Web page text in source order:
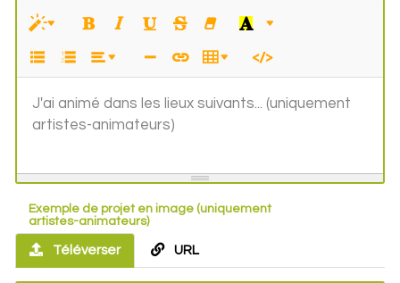
J'ai animé dans les lieux suivants... (uniquement
artistes-animateurs)
Exemple de projet en image (uniquement
artistes-animateurs)
Téléverser URL